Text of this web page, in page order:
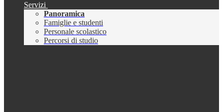
Servizi
Panoramica
Famiglie e studenti
Personale scolastico
Percorsi di studio